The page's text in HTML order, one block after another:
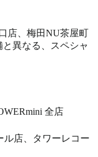
店、梅田NU茶屋町
異なる、スペシャ
全店
店、タワーレコー